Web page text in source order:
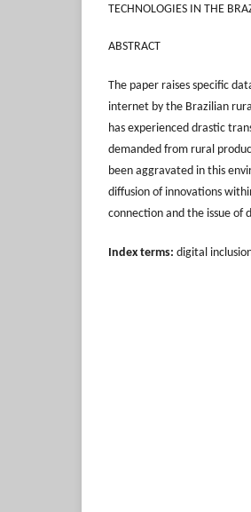
TECHNOLOGIES IN THE
ABSTRACT
The paper raises specific
internet by the Brazilian
has experienced drastic
demanded from rural
been aggravated in this
diffusion of innovations
connection and the issue of
Index terms: digital